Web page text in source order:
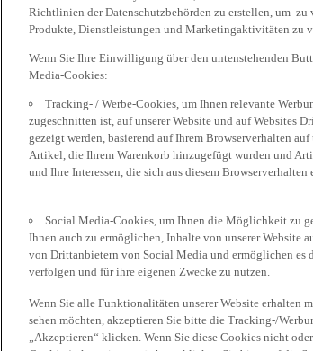
Richtlinien der Datenschutzbehörden zu erstellen, um zu
Produkte, Dienstleistungen und Marketingaktivitäten zu
Wenn Sie Ihre Einwilligung über den untenstehenden
Media-Cookies:
Tracking- / Werbe-Cookies, um Ihnen relevante
zugeschnitten ist, auf unserer Website und auf Websites
gezeigt werden, basierend auf Ihrem Browserverhalten
Artikel, die Ihrem Warenkorb hinzugefügt wurden und
und Ihre Interessen, die sich aus diesem Browserverhalten
Social Media-Cookies, um Ihnen die Möglichkeit zu
Ihnen auch zu ermöglichen, Inhalte von unserer Website
von Drittanbietern von Social Media und ermöglichen es
verfolgen und für ihre eigenen Zwecke zu nutzen.
Wenn Sie alle Funktionalitäten unserer Website erhalten
sehen möchten, akzeptieren Sie bitte die Tracking-/
„Akzeptieren“ klicken. Wenn Sie diese Cookies nicht